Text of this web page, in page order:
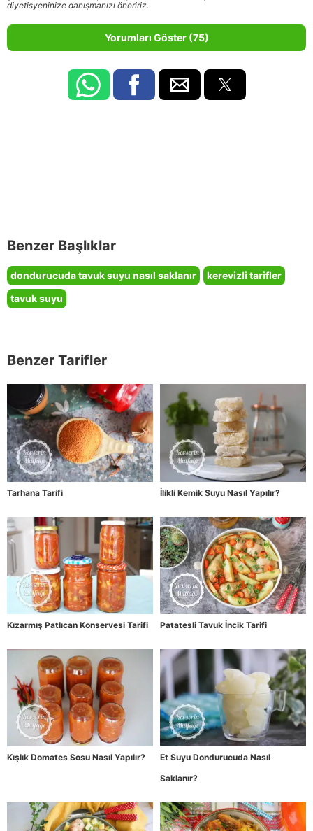
diyetisyeninize danışmanızı öneririz.
Yorumları Göster (75)
Benzer Başlıklar
dondurucuda tavuk suyu nasıl saklanır
kerevizli tarifler
tavuk suyu
Benzer Tarifler
Tarhana Tarifi İlikli Kemik Suyu Nasıl Yapılır?
Kızarmış Patlıcan Konservesi Tarifi Patatesli Tavuk İncik Tarifi
Kışlık Domates Sosu Nasıl Yapılır?
Et Suyu Dondurucuda Nasıl
Saklanır?